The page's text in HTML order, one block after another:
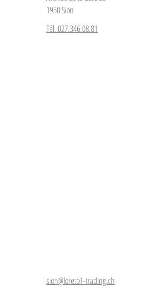
1950 Sion
Tél. 027.346.08.81
sion@loreto1-trading.ch